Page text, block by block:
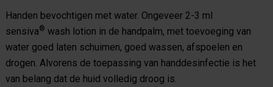
Handen bevochtigen met water. Ongeveer 2-3 ml
sensiva® wash lotion in de handpalm, met toevoeging van
water goed laten schuimen, goed wassen, afspoelen en
drogen. Alvorens de toepassing van handdesinfectie is het
van belang dat de huid volledig droog is.